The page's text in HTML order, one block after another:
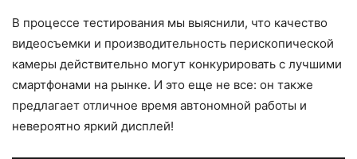
В процессе тестирования мы выяснили, что качество
видеосъемки и производительность перископической
камеры действительно могут конкурировать с лучшими
смартфонами на рынке. И это еще не все: он также
предлагает отличное время автономной работы и
невероятно яркий дисплей!